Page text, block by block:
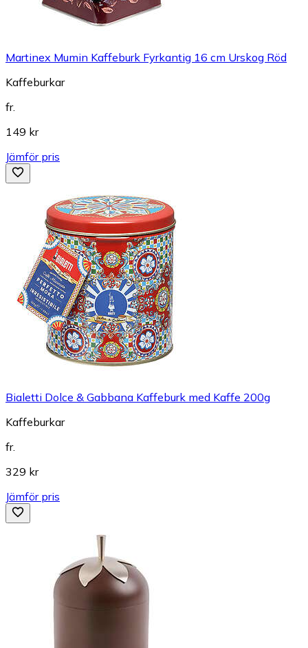
Martinex Mumin Kaffeburk Fyrkantig 16 cm Urskog Röd
Kaffeburkar
fr.
149 kr
Jämför pris
Bialetti Dolce & Gabbana Kaffeburk med Kaffe 200g
Kaffeburkar
fr.
329 kr
Jämför pris